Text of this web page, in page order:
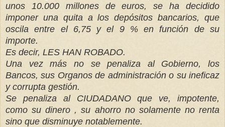
unos 10.000 millones de euros, se ha decidido
imponer una quita a los depósitos bancarios, que
oscila entre el 6,75 y el 9 % en función de su
importe.
Es decir, LES HAN ROBADO.
Una vez más no se penaliza al Gobierno, los
Bancos, sus Organos de administración o su ineficaz
y corrupta gestión.
Se penaliza al CIUDADANO que ve, impotente,
como su dinero , su ahorro no solamente no renta
sino que disminuye notablemente.